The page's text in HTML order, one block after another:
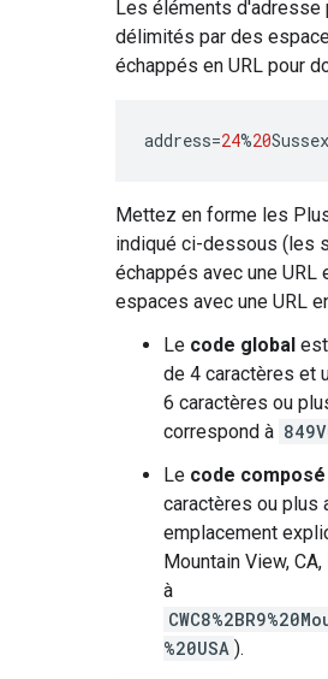
Les éléments
délimités par des
échappés en URL pour
address=24%20Sussex
Mettez en forme les
indiqué ci-dessous (les
échappés avec une URL
espaces avec une URL
Le code global
de 4 caractères et
6 caractères ou
correspond à
Le code composé
caractères ou plus
emplacement
Mountain View,
à
%20USA ).